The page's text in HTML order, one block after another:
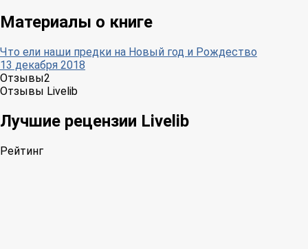
Материалы о книге
Что ели наши предки на Новый год и Рождество
13 декабря 2018
Отзывы2
Отзывы Livelib
Лучшие рецензии Livelib
Рейтинг